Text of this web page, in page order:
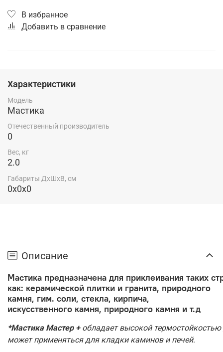
В избранное
Добавить в сравнение
Характеристики
Модель
Мастика
Отечественный производитель
0
Вес, кг
2.0
Габариты ДхШхВ, см
0x0x0
Описание
Мастика предназначена для приклеивания таких
как: керамической плитки и гранита, природного
камня, гим. соли, стекла, кирпича,
искусственного камня, природного камня и т.д
*Мастика Мастер +обладает высокой
может применяться для кладки каминов и печей.